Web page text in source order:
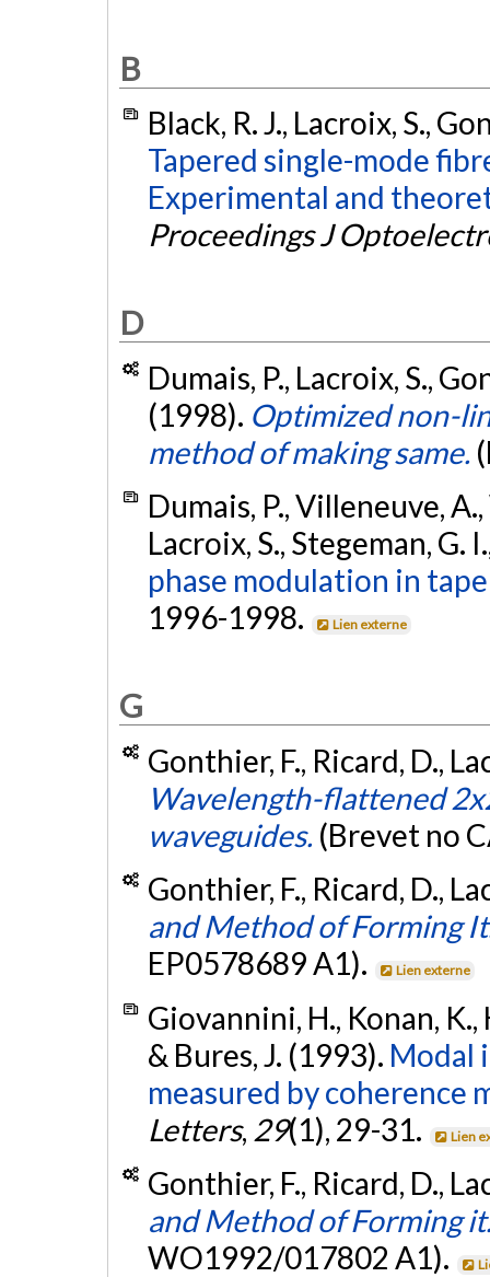
B
Black, R. J., Lacroix, S.,
Tapered single-mode
Experimental and
Proceedings J
D
Dumais, P., Lacroix, S.,
(1998). Optimized non-
method of making same.
Dumais, P., Villeneuve,
Lacroix, S., Stegeman, G.
phase modulation in
1996-1998.
Lien externe
G
Gonthier, F., Ricard, D.,
Wavelength-flattened
waveguides. (Brevet no
Gonthier, F., Ricard, D.,
and Method of Forming
EP0578689 A1).
Lien externe
Giovannini, H., Konan, K.,
& Bures, J. (1993). Modal
measured by coherence
Letters, 29(1), 29-31. Lien
Gonthier, F., Ricard, D.,
and Method of Forming
WO1992/017802 A1).